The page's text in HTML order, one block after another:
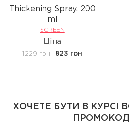
Thickening Spray, 200
ml
SCREEN
Ціна
1229 грн 823 грн
ХОЧЕТЕ БУТИ В КУРСІ